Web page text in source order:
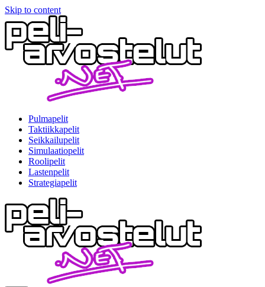
Skip to content
Pulmapelit
Taktiikkapelit
Seikkailupelit
Simulaatiopelit
Roolipelit
Lastenpelit
Strategiapelit